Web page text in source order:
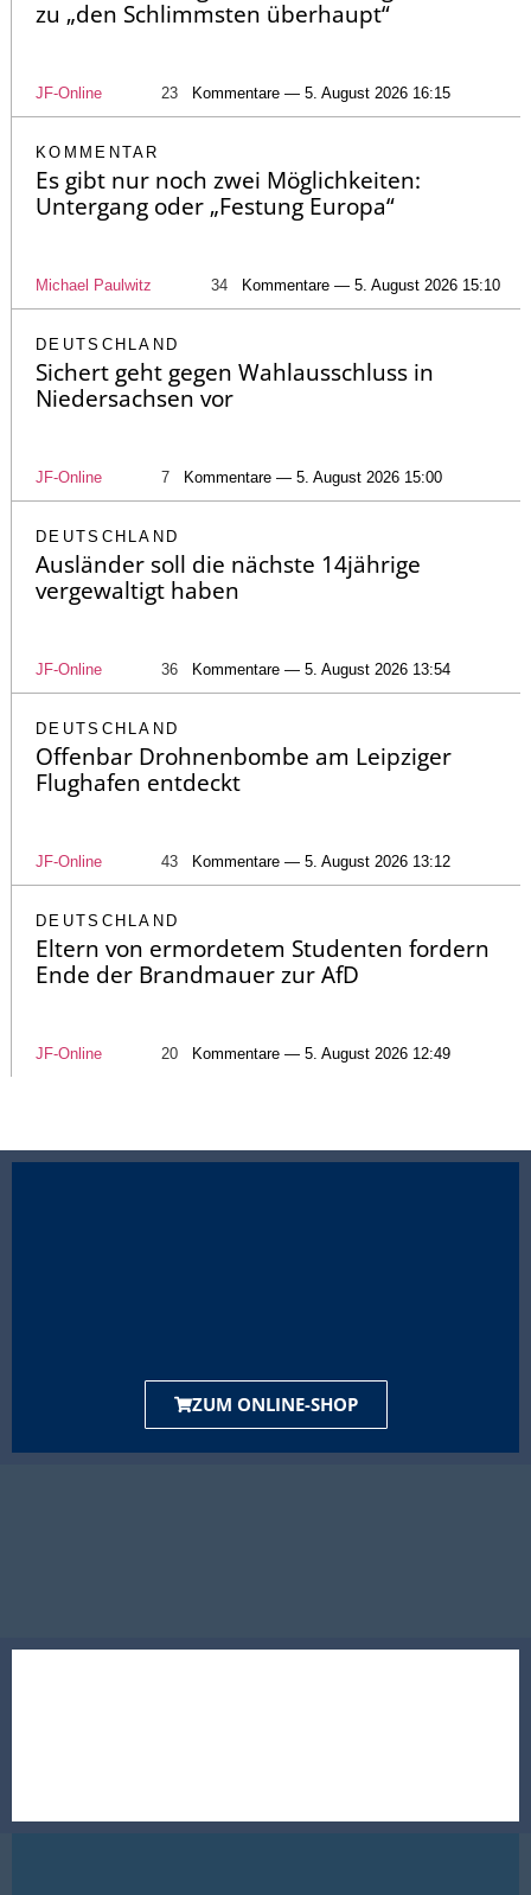
zu „den Schlimmsten überhaupt“
JF-Online 23 Kommentare — 5. August 2026 16:15
KOMMENTAR
Es gibt nur noch zwei Möglichkeiten:
Untergang oder „Festung Europa“
Michael Paulwitz 34 Kommentare — 5. August 2026 15:10
DEUTSCHLAND
Sichert geht gegen Wahlausschluss in
Niedersachsen vor
JF-Online 7 Kommentare — 5. August 2026 15:00
DEUTSCHLAND
Ausländer soll die nächste 14jährige
vergewaltigt haben
JF-Online 36 Kommentare — 5. August 2026 13:54
DEUTSCHLAND
Offenbar Drohnenbombe am Leipziger
Flughafen entdeckt
JF-Online 43 Kommentare — 5. August 2026 13:12
DEUTSCHLAND
Eltern von ermordetem Studenten fordern
Ende der Brandmauer zur AfD
JF-Online 20 Kommentare — 5. August 2026 12:49
ZUM ONLINE-SHOP